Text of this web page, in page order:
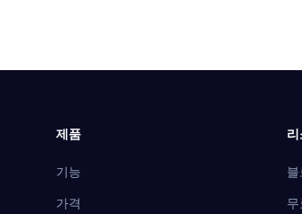
제품
기능
가격